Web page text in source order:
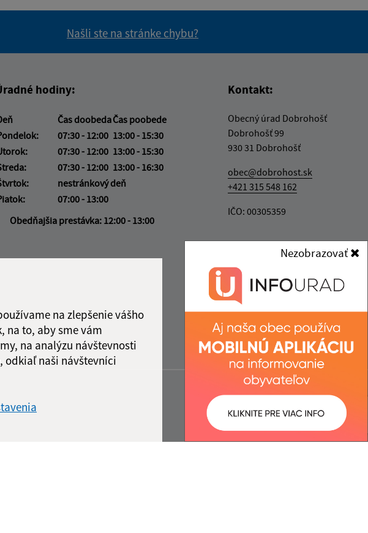
na zlepšenie vášho
na to, aby sme vám
na analýzu návštevnosti
odkiaľ naši návštevníci
Nezobrazovať
Našli ste na stránke chybu?
hodiny:
Čas doobedaČas poobede
07:30 - 12:00 13:00 - 15:30
07:30 - 12:00 13:00 - 15:30
07:30 - 12:00 13:00 - 16:30
nestránkový deň
07:00 - 13:00
Obedňajšia prestávka: 12:00 - 13:00
Kontakt:
Obecný úrad Dobrohošť
Dobrohošť 99
930 31 Dobrohošť
obec@dobrohost.sk
+421 315 548 162
IČO: 00305359